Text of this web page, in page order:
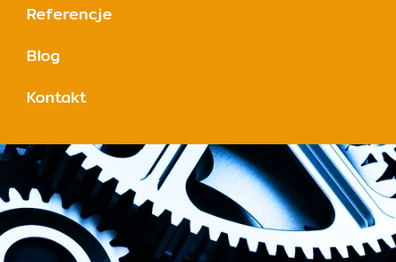
Referencje
Blog
Kontakt